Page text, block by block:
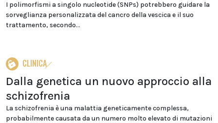
I polimorfismi a singolo nucleotide (SNPs) potrebbero guidare la
sorveglianza personalizzata del cancro della vescica e il suo
trattamento, secondo...
CLINICA
Dalla genetica un nuovo approccio alla
schizofrenia
La schizofrenia è una malattia geneticamente complessa,
probabilmente causata da un numero molto elevato di mutazioni